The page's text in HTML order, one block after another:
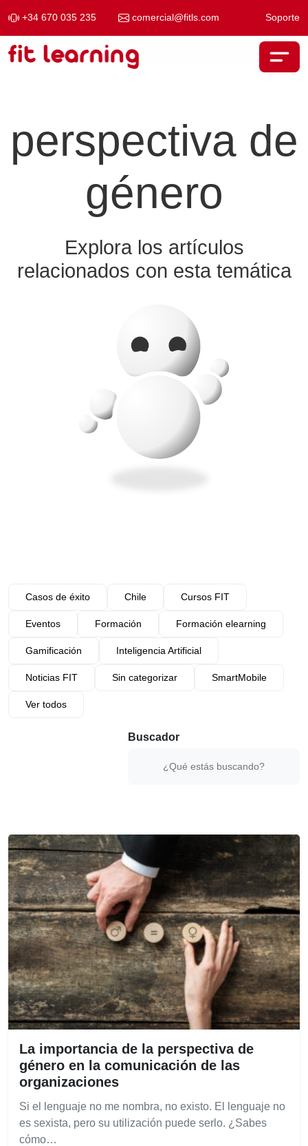
+34 670 035 235 comercial@fitls.com Soporte
Saltar al contenido
Navegación principal
perspectiva de
género
Explora los artículos
relacionados con esta temática
Casos de éxito Chile Cursos FIT
Eventos Formación Formación elearning
Gamificación Inteligencia Artificial
Noticias FIT Sin categorizar SmartMobile
Ver todos
Buscador
La importancia de la perspectiva de
género en la comunicación de las
organizaciones
Si el lenguaje no me nombra, no existo. El lenguaje no
es sexista, pero su utilización puede serlo. ¿Sabes
cómo…